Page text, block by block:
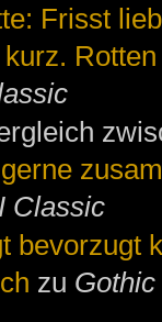
Frisst
Classic
bevorzugt
zu